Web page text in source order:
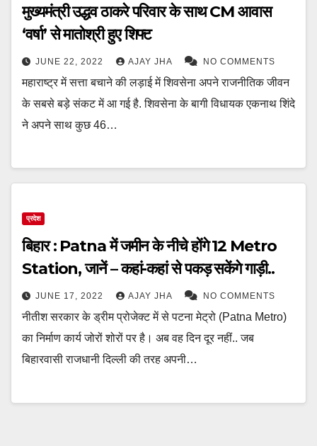
मुख्यमंत्री उद्धव ठाकरे परिवार के साथ CM आवास
‘वर्षा’ से मातोश्री हुए शिफ्ट
JUNE 22, 2022 AJAY JHA NO COMMENTS
महाराष्ट्र में सत्ता बचाने की लड़ाई में शिवसेना अपने राजनीतिक जीवन
के सबसे बड़े संकट में आ गई है. शिवसेना के बागी विधायक एकनाथ शिंदे
ने अपने साथ कुछ 46…
प्रदेश
बिहार : Patna में जमीन के नीचे होंगे 12 Metro
Station, जानें – कहां-कहां से पकड़ सकेंगे गाड़ी..
JUNE 17, 2022 AJAY JHA NO COMMENTS
नीतीश सरकार के ड्रीम प्रोजेक्ट में से पटना मेट्रो (Patna Metro)
का निर्माण कार्य जोरों शोरों पर है। अब वह दिन दूर नहीं.. जब
बिहारवासी राजधानी दिल्ली की तरह अपनी…